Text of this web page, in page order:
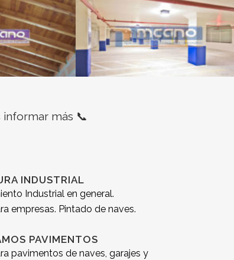
más 📞
INDUSTRIAL
Industrial en general.
empresas. Pintado de naves.
PAVIMENTOS
pavimentos de naves, garajes y